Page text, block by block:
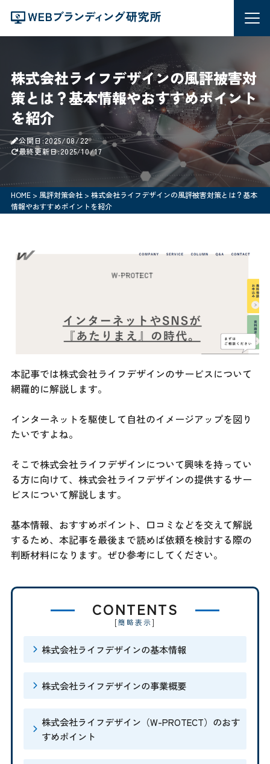
株式会社ライフデザインの風評被害対
策とは？基本情報やおすすめポイント
を紹介
公開日:2025/08/22
最終更新日:2025/10/17
HOME> 風評対策会社> 株式会社ライフデザインの風評被害対策とは？基本
情報やおすすめポイントを紹介
本記事では株式会社ライフデザインのサービスについて
網羅的に解説します。
インターネットを駆使して自社のイメージアップを図り
たいですよね。
そこで株式会社ライフデザインについて興味を持ってい
る方に向けて、株式会社ライフデザインの提供するサー
ビスについて解説します。
基本情報、おすすめポイント、口コミなどを交えて解説
するため、本記事を最後まで読めば依頼を検討する際の
判断材料になります。ぜひ参考にしてください。
CONTENTS
[簡略表示]
株式会社ライフデザインの基本情報
株式会社ライフデザインの事業概要
株式会社ライフデザイン（W-PROTECT）のおす
すめポイント